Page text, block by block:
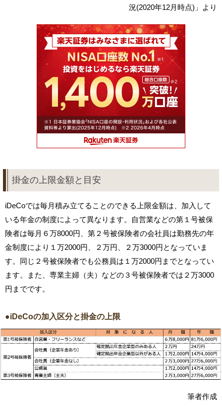
況(2020年12月時点)」より
掛金の上限金額と目安
iDeCoでは毎月積み立てることのできる上限金額は、加入して
いる年金の制度によって異なります。自営業などの第１号被保
険者は毎月６万8000円、第２号被保険者の会社員は勤務先の年
金制度により１万2000円、２万円、２万3000円となっていま
す。同じ２号被保険者でも公務員は１万2000円までとなってい
ます。また、専業主婦（夫）などの３号被保険者では２万3000
円までです。
●iDeCoの加入区分と掛金の上限
筆者作成